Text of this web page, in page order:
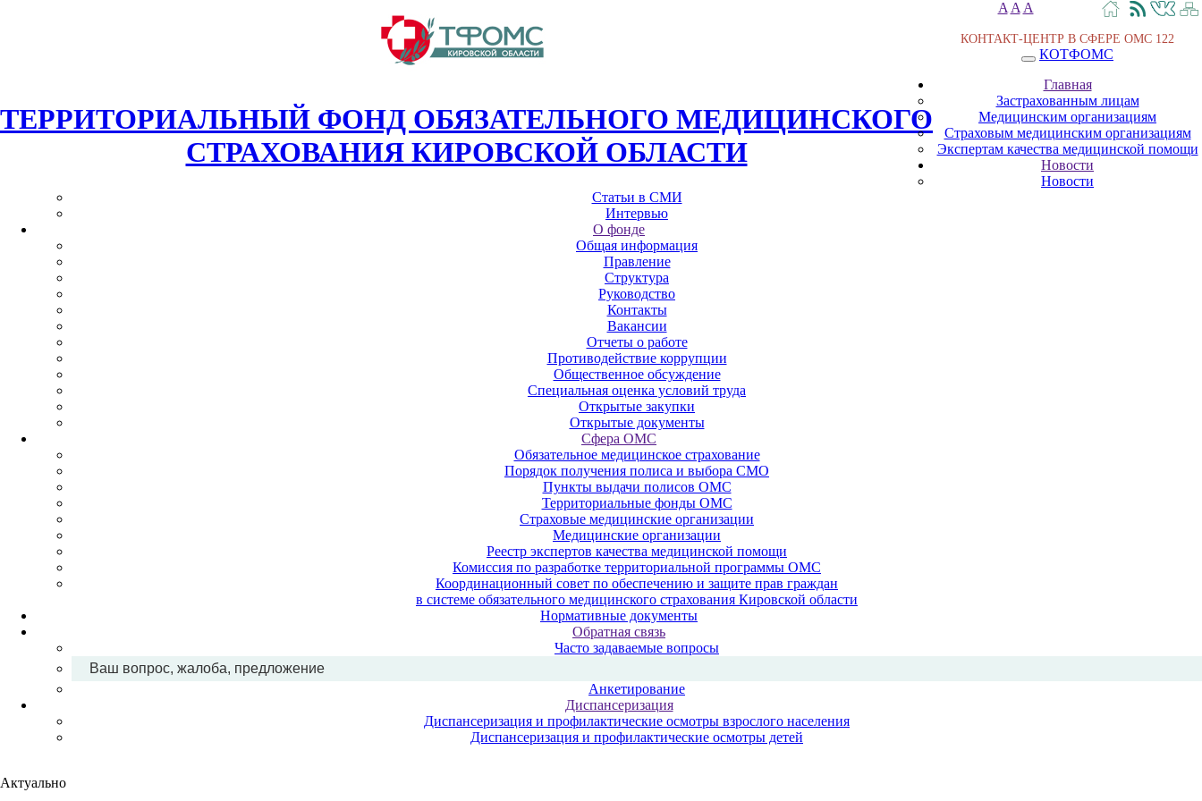
ТЕРРИТОРИАЛЬНЫЙ ФОНД ОБЯЗАТЕЛЬНОГО МЕДИЦИНСКОГО
СТРАХОВАНИЯ КИРОВСКОЙ ОБЛАСТИ
A A A
КОНТАКТ-ЦЕНТР В СФЕРЕ ОМС 122
КОТФОМС
Главная
Застрахованным лицам
Медицинским организациям
Страховым медицинским организациям
Экспертам качества медицинской помощи
Новости
Новости
Статьи в СМИ
Интервью
О фонде
Общая информация
Правление
Структура
Руководство
Контакты
Вакансии
Отчеты о работе
Противодействие коррупции
Общественное обсуждение
Специальная оценка условий труда
Открытые закупки
Открытые документы
Сфера ОМС
Обязательное медицинское страхование
Порядок получения полиса и выбора СМО
Пункты выдачи полисов ОМС
Территориальные фонды ОМС
Страховые медицинские организации
Медицинские организации
Реестр экспертов качества медицинской помощи
Комиссия по разработке территориальной программы ОМС
Координационный совет по обеспечению и защите прав граждан
в системе обязательного медицинского страхования Кировской области
Нормативные документы
Обратная связь
Часто задаваемые вопросы
Ваш вопрос, жалоба, предложение
Анкетирование
Диспансеризация
Диспансеризация и профилактические осмотры взрослого населения
Диспансеризация и профилактические осмотры детей
Актуально